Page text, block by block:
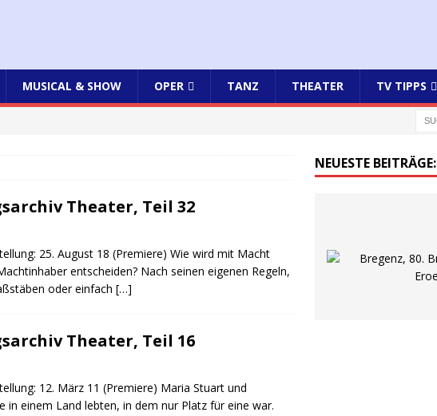
MUSICAL & SHOW OPER TANZ THEATER TV TIPPS
Theater, Teil 32
25. August 18 (Premiere) Wie wird mit Macht
entscheiden? Nach seinen eigenen Regeln,
oder einfach […]
Theater, Teil 16
12. März 11 (Premiere) Maria Stuart und
in einem Land lebten, in dem nur Platz für eine war.
NEUESTE BEITRÄGE: